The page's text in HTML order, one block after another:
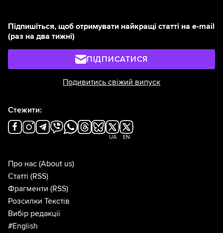
Підпишіться, щоб отримувати найкращі статті на e-mail
(раз на два тижні)
ПІДПИСАТИСЯ
Подивитись свіжий випуск
Стежити:
UA EN
Про нас (About us)
Статті (RSS)
Фрагменти (RSS)
Розсилки Текстів
Вибір редакції
#English